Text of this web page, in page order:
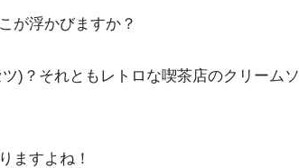
が浮かびますか？
)？それともレトロな喫茶店のクリームソ
ますよね！